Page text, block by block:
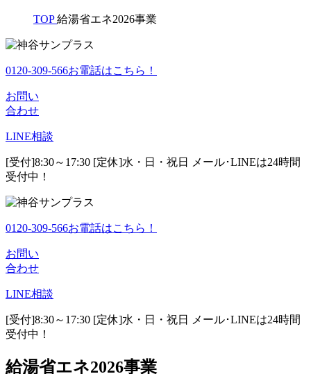
TOP 給湯省エネ2026事業
0120-309-566お電話はこちら！
お問い
合わせ
LINE相談
[受付]8:30～17:30 [定休]水・日・祝日
メール･LINEは24時間
受付中！
0120-309-566お電話はこちら！
お問い
合わせ
LINE相談
[受付]8:30～17:30 [定休]水・日・祝日
メール･LINEは24時間
受付中！
給湯省エネ2026事業